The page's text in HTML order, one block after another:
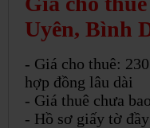
Uyên, Bình
- Giá cho thuê:
hợp đồng lâu dài
- Giá thuê chưa
- Hồ sơ giấy tờ